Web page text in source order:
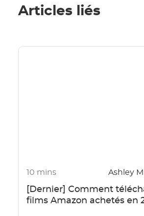
Articles liés
10 mins Ashley
[Dernier] Comment
films Amazon achetés en